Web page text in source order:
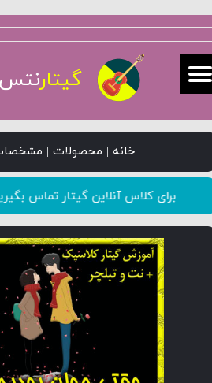
حساب کاربری من
تغییر گذر واژه
خروج از حساب کاربری
گیتارنتس
خانه | محصولات |
​​​​​​​برای کلاس آنلاین گیتار تماس